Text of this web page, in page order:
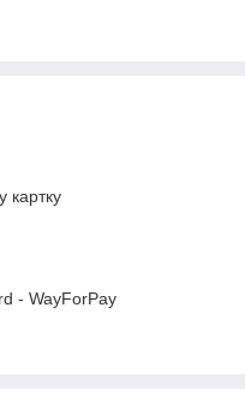
картку
- WayForPay